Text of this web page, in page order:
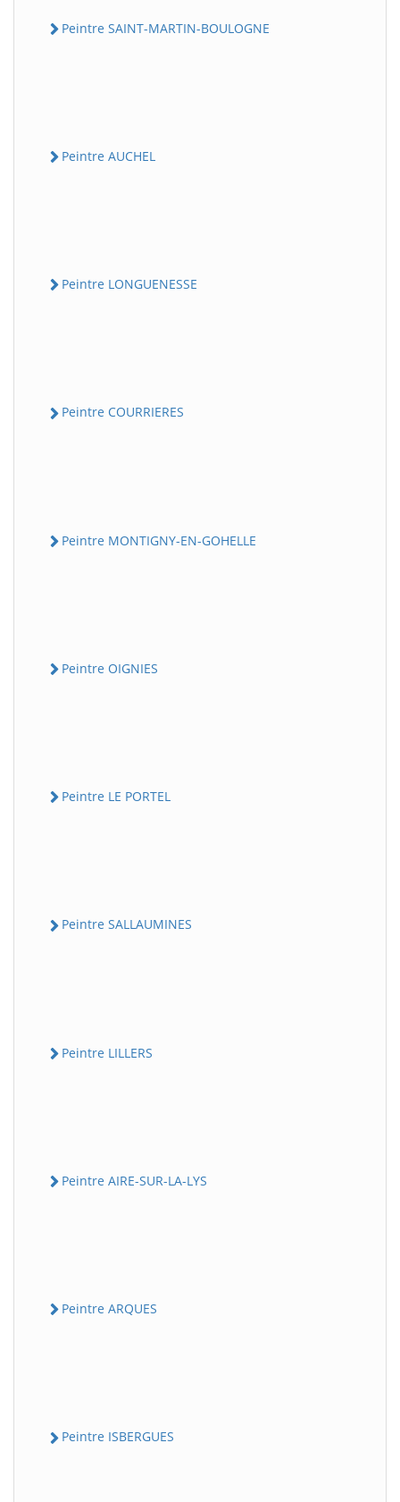
Peintre SAINT-MARTIN-BOULOGNE
Peintre AUCHEL
Peintre LONGUENESSE
Peintre COURRIERES
Peintre MONTIGNY-EN-GOHELLE
Peintre OIGNIES
Peintre LE PORTEL
Peintre SALLAUMINES
Peintre LILLERS
Peintre AIRE-SUR-LA-LYS
Peintre ARQUES
Peintre ISBERGUES